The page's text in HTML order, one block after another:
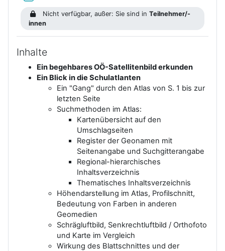
Nicht verfügbar, außer: Sie sind inTeilnehmer/-
innen
Inhalte
Ein begehbares OÖ-Satellitenbild erkunden
Ein Blick in die Schulatlanten
Ein "Gang" durch den Atlas von S. 1 bis zur
letzten Seite
Suchmethoden im Atlas:
Kartenübersicht auf den
Umschlagseiten
Register der Geonamen mit
Seitenangabe und Suchgitterangabe
Regional-hierarchisches
Inhaltsverzeichnis
Thematisches Inhaltsverzeichnis
Höhendarstellung im Atlas, Profilschnitt,
Bedeutung von Farben in anderen
Geomedien
Schrägluftbild, Senkrechtluftbild / Orthofoto
und Karte im Vergleich
Wirkung des Blattschnittes und der